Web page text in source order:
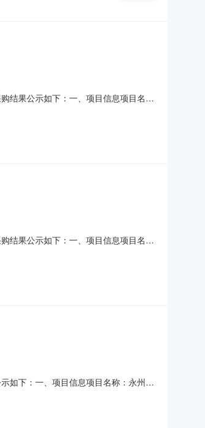
结果公示如下：一、项目信息项目名
或组织机构代码：75562204G采购
结果公示如下：一、项目信息项目名
或组织机构代码：75562204G采购
如下：一、项目信息项目名称：永州市
信用代码或组织机构代码：44775